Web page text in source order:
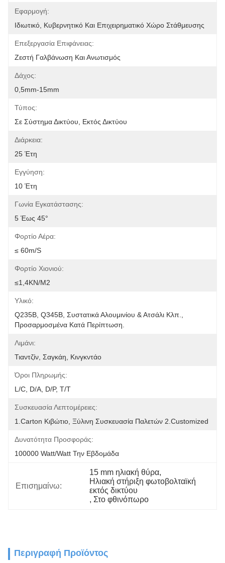
Εφαρμογή:
Ιδιωτικό, Κυβερνητικό Και Επιχειρηματικό Χώρο Στάθμευσης
Επεξεργασία Επιφάνειας:
Ζεστή Γαλβάνωση Και Ανωτισμός
Δάχος:
0,5mm-15mm
Τύπος:
Σε Σύστημα Δικτύου, Εκτός Δικτύου
Διάρκεια:
25 Έτη
Εγγύηση:
10 Έτη
Γωνία Εγκατάστασης:
5 Έως 45°
Φορτίο Αέρα:
≤ 60m/s
Φορτίο Χιονιού:
≤1,4KN/m2
Υλικό:
Q235B, Q345B, Συστατικά Αλουμινίου & Ατσάλι Κλπ.,
Προσαρμοσμένα Κατά Περίπτωση.
Λιμάνι:
Τιαντζίν, Σαγκάη, Κινγκντάο
Όροι Πληρωμής:
L/C, D/A, D/P, T/T
Συσκευασία Λεπτομέρειες:
1.Carton Κιβώτιο, Ξύλινη Συσκευασία Παλετών 2.Customized
Δυνατότητα Προσφοράς:
100000 Watt/Watt Την Εβδομάδα
Επισημαίνω:
15 mm ηλιακή θύρα,
Ηλιακή στήριξη φωτοβολταϊκή
εκτός δικτύου
, Στο φθινόπωρο
Περιγραφή Προϊόντος